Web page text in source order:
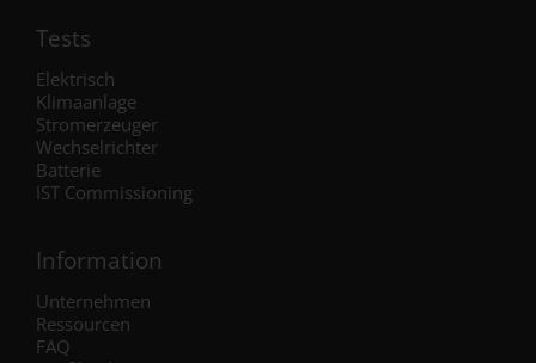
Tests
Elektrisch
Klimaanlage
Stromerzeuger
Wechselrichter
Batterie
IST Commissioning
Information
Unternehmen
Ressourcen
FAQ